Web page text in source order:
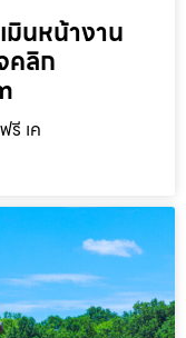
มินหน้างาน
คลิก
รี เค